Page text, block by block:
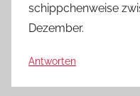
schippchenweise
Dezember.
Antworten